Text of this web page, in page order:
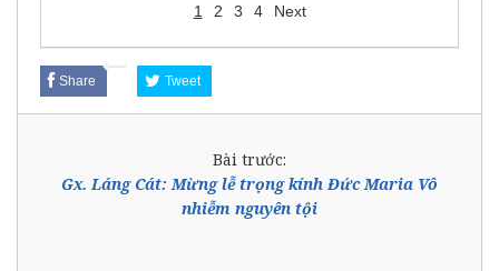
1 2 3 4 Next
Share Tweet
Bài trước:
Gx. Láng Cát: Mừng lễ trọng kính Đức Maria Vô
nhiễm nguyên tội